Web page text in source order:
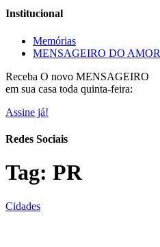
Institucional
Memórias
MENSAGEIRO DO AMOR
Receba O novo MENSAGEIRO
em sua casa toda quinta-feira:
Assine já!
Redes Sociais
Tag: PR
Cidades